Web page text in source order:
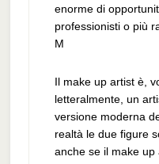
enorme di
professionisti o più
M
Il make up artist è,
letteralmente, un
versione moderna
realtà le due figure
anche se il make